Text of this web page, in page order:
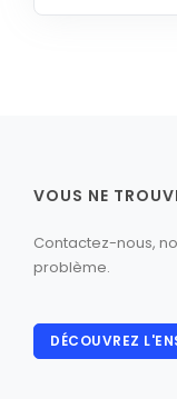
VOUS NE
Contactez-nous,
problème.
DÉCOUVREZ